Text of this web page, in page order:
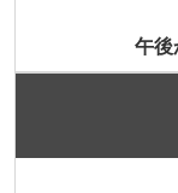
午後